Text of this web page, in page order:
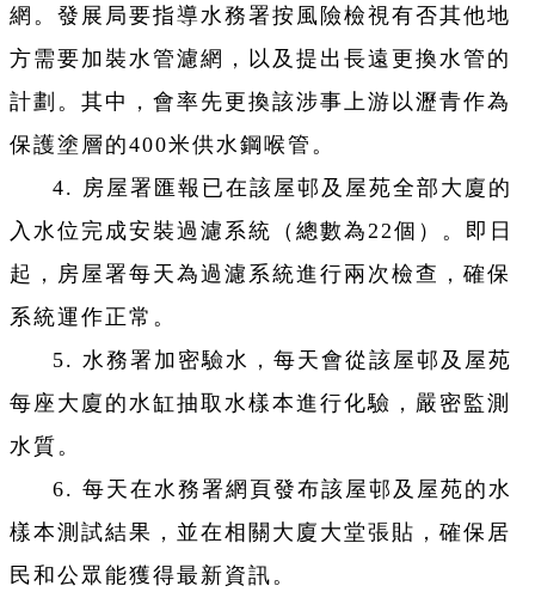
網。發展局要指導水務署按風險檢視有否其他地
方需要加裝水管濾網，以及提出長遠更換水管的
計劃。其中，會率先更換該涉事上游以瀝青作為
保護塗層的400米供水鋼喉管。
4. 房屋署匯報已在該屋邨及屋苑全部大廈的
入水位完成安裝過濾系統（總數為22個）。即日
起，房屋署每天為過濾系統進行兩次檢查，確保
系統運作正常。
5. 水務署加密驗水，每天會從該屋邨及屋苑
每座大廈的水缸抽取水樣本進行化驗，嚴密監測
水質。
6. 每天在水務署網頁發布該屋邨及屋苑的水
樣本測試結果，並在相關大廈大堂張貼，確保居
民和公眾能獲得最新資訊。